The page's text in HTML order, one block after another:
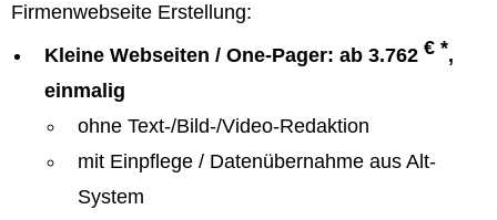
Firmenwebseite Erstellung:
Kleine Webseiten / One-Pager: ab 3.762 € *,
einmalig
ohne Text-/Bild-/Video-Redaktion
mit Einpflege / Datenübernahme aus Alt-
System